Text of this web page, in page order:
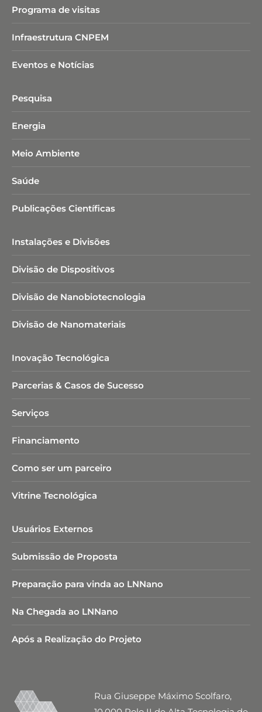
Programa de visitas
Infraestrutura CNPEM
Eventos e Notícias
Pesquisa
Energia
Meio Ambiente
Saúde
Publicações Científicas
Instalações e Divisões
Divisão de Dispositivos
Divisão de Nanobiotecnologia​
Divisão de Nanomateriais
Inovação Tecnológica
Parcerias & Casos de Sucesso
Serviços
Financiamento
Como ser um parceiro
Vitrine Tecnológica
Usuários Externos
Submissão de Proposta
Preparação para vinda ao LNNano
Na Chegada ao LNNano
Após a Realização do Projeto
Rua Giuseppe Máximo Scolfaro,